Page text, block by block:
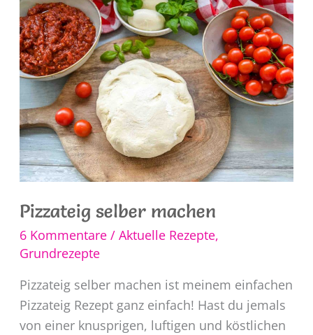
Pizzateig selber machen
6 Kommentare / Aktuelle Rezepte,
Grundrezepte
Pizzateig selber machen ist meinem einfachen
Pizzateig Rezept ganz einfach! Hast du jemals
von einer knusprigen, luftigen und köstlichen